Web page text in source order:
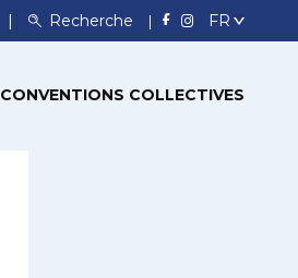
Recherche
CONVENTIONS COLLECTIVES